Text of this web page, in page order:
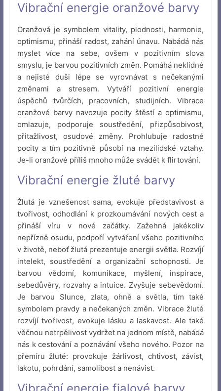
Vibrační energie oranžové barvy
Oranžová je symbolem vitality, plodnosti, harmonie,
optimismu, přináší radost, zahání únavu. Nabádá nás
myslet více na sebe, ovšem v pozitivním slova
smyslu, je barvou pozitivních změn. Pomáhá neklidné
a nejisté duši lépe se vyrovnávat s nečekanými
změnami a stresem. Vytváří pozitivní energie
úspěchů tvůrčích, pracovních, studijních. Vibrace
oranžové barvy navozuje pocity štěstí a optimismu,
omlazuje, podporuje soustředění, přizpůsobivost,
přitažlivost, osudové změny. Prohlubuje radostné
pocity a tím pozitivně působí na mezilidské vztahy.
Je-li oranžové příliš mnoho může svádět k flirtování.
Vibrační energie žluté barvy
Žlutá je vznešenost sama, evokuje představivost a
tvořivost, odhodlání k prozkoumávání nových cest a
přináší víru v nové začátky. Zažehná jakékoliv
nepřízně osudu, podpoří vytváření všeho pozitivního
v životě, neboť žlutá prezentuje energii světla. Rozvíjí
intelekt, soustředění a organizační schopnosti. Je
barvou vědomí, komunikace, myšlení, inspirace,
sebedůvěry, rozvahy a intuice. Zvyšuje sebevědomí.
Je barvou Slunce, zlata, ohně a světla, tím také
symbolem pravdy a nečekaných změn. Vibrace žluté
rozvíjí tvořivost, evokuje lásku a laskavost. Ale také
věčnou netrpělivost vydržet na jednom místě, nabádá
nás k cestování a poznávání všeho nového. Pozor na
přemíru žluté: provokuje žárlivost, chtivost, závist,
lakotu, pohrdání, samolibost a nenávist.